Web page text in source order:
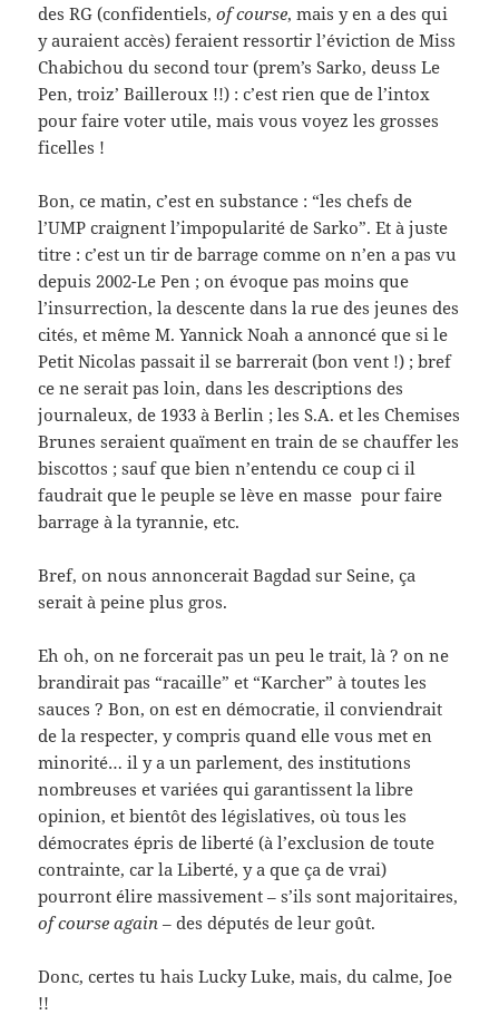
des RG (confidentiels,of course, mais y en a des qui
y auraient accès) feraient ressortir l’éviction de Miss
Chabichou du second tour (prem’s Sarko, deuss Le
Pen, troiz’ Bailleroux !!) : c’est rien que de l’intox
pour faire voter utile, mais vous voyez les grosses
ficelles !
Bon, ce matin, c’est en substance : “les chefs de
l’UMP craignent l’impopularité de Sarko”. Et à juste
titre : c’est un tir de barrage comme on n’en a pas vu
depuis 2002-Le Pen ; on évoque pas moins que
l’insurrection, la descente dans la rue des jeunes des
cités, et même M. Yannick Noah a annoncé que si le
Petit Nicolas passait il se barrerait (bon vent !) ; bref
ce ne serait pas loin, dans les descriptions des
journaleux, de 1933 à Berlin ; les S.A. et les Chemises
Brunes seraient quaïment en train de se chauffer les
biscottos ; sauf que bien n’entendu ce coup ci il
faudrait que le peuple se lève en masse pour faire
barrage à la tyrannie, etc.
Bref, on nous annoncerait Bagdad sur Seine, ça
serait à peine plus gros.
Eh oh, on ne forcerait pas un peu le trait, là ? on ne
brandirait pas “racaille” et “Karcher” à toutes les
sauces ? Bon, on est en démocratie, il conviendrait
de la respecter, y compris quand elle vous met en
minorité… il y a un parlement, des institutions
nombreuses et variées qui garantissent la libre
opinion, et bientôt des législatives, où tous les
démocrates épris de liberté (à l’exclusion de toute
contrainte, car la Liberté, y a que ça de vrai)
pourront élire massivement – s’ils sont majoritaires,
of course again – des députés de leur goût.
Donc, certes tu hais Lucky Luke, mais, du calme, Joe
!!